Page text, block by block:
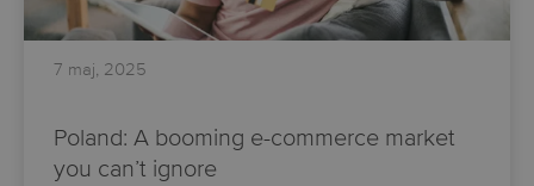
7 maj, 2025
Poland: A booming e-commerce market
you can’t ignore